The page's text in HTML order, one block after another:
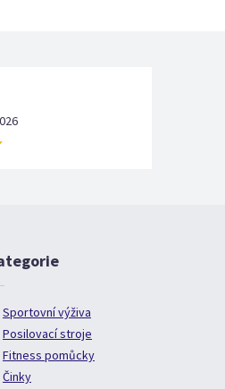
Sportovní výživa
Posilovací stroje
Fitness pomůcky
Činky